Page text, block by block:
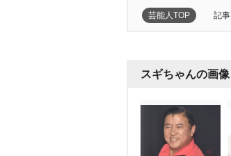
芸能人TOP 記事
スギちゃんの画像